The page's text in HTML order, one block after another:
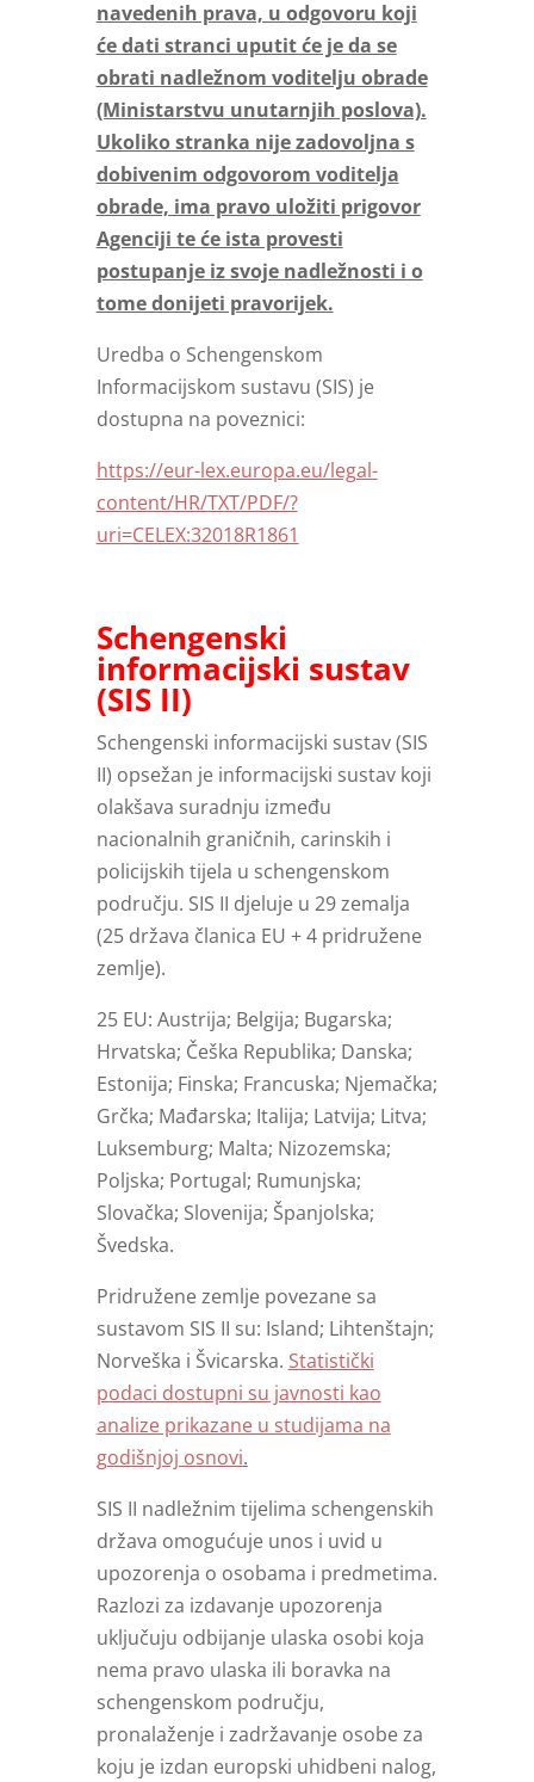
navedenih prava, u odgovoru koji
će dati stranci uputit će je da se
obrati nadležnom voditelju obrade
(Ministarstvu unutarnjih poslova).
Ukoliko stranka nije zadovoljna s
dobivenim odgovorom voditelja
obrade, ima pravo uložiti prigovor
Agenciji te će ista provesti
postupanje iz svoje nadležnosti i o
tome donijeti pravorijek.
Uredba o Schengenskom
Informacijskom sustavu (SIS) je
dostupna na poveznici:
https://eur-lex.europa.eu/legal-
content/HR/TXT/PDF/?
uri=CELEX:32018R1861
Schengenski
informacijski sustav
(SIS II)
Schengenski informacijski sustav (SIS
II) opsežan je informacijski sustav koji
olakšava suradnju između
nacionalnih graničnih, carinskih i
policijskih tijela u schengenskom
području. SIS II djeluje u 29 zemalja
(25 država članica EU + 4 pridružene
zemlje).
25 EU: Austrija; Belgija; Bugarska;
Hrvatska; Češka Republika; Danska;
Estonija; Finska; Francuska; Njemačka;
Grčka; Mađarska; Italija; Latvija; Litva;
Luksemburg; Malta; Nizozemska;
Poljska; Portugal; Rumunjska;
Slovačka; Slovenija; Španjolska;
Švedska.
Pridružene zemlje povezane sa
sustavom SIS II su: Island; Lihtenštajn;
Norveška i Švicarska. Statistički
podaci dostupni su javnosti kao
analize prikazane u studijama na
godišnjoj osnovi.
SIS II nadležnim tijelima schengenskih
država omogućuje unos i uvid u
upozorenja o osobama i predmetima.
Razlozi za izdavanje upozorenja
uključuju odbijanje ulaska osobi koja
nema pravo ulaska ili boravka na
schengenskom području,
pronalaženje i zadržavanje osobe za
koju je izdan europski uhidbeni nalog,